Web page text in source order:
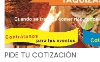
PIDE TU COTIZACIÓN